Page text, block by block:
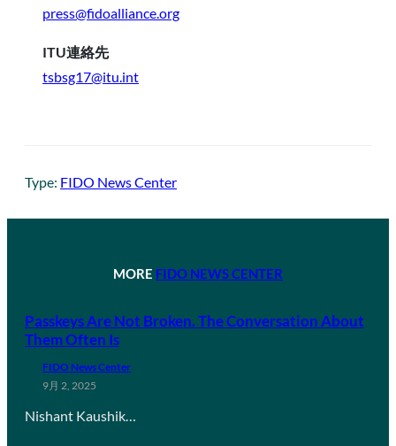
press@fidoalliance.org
ITU連絡先
tsbsg17@itu.int
Type: FIDO News Center
MORE FIDO NEWS CENTER
Passkeys Are Not Broken. The Conversation About
Them Often Is
FIDO News Center
9月 2, 2025
Nishant Kaushik…